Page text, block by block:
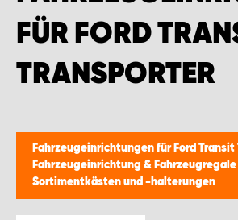
FÜR FORD
TRANSPORTER
Fahrzeugeinrichtungen für Ford
Fahrzeugeinrichtung & Fahrzeugregale
Sortimentkästen und -halterungen
WORK SYSTEM WORK SYSTEM BRÜGGE